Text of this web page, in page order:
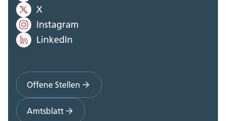
X
Instagram
LinkedIn
Offene Stellen
Amtsblatt